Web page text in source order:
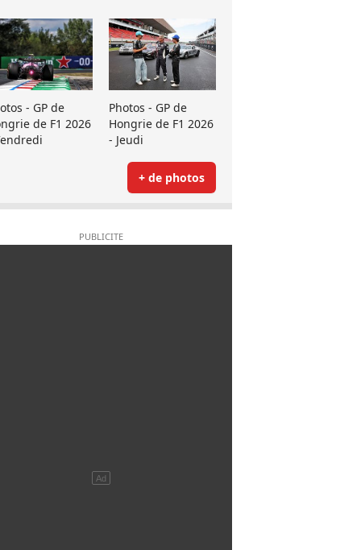
- GP de
de F1 2026
Photos - GP de
Hongrie de F1 2026
- Jeudi
+ de photos